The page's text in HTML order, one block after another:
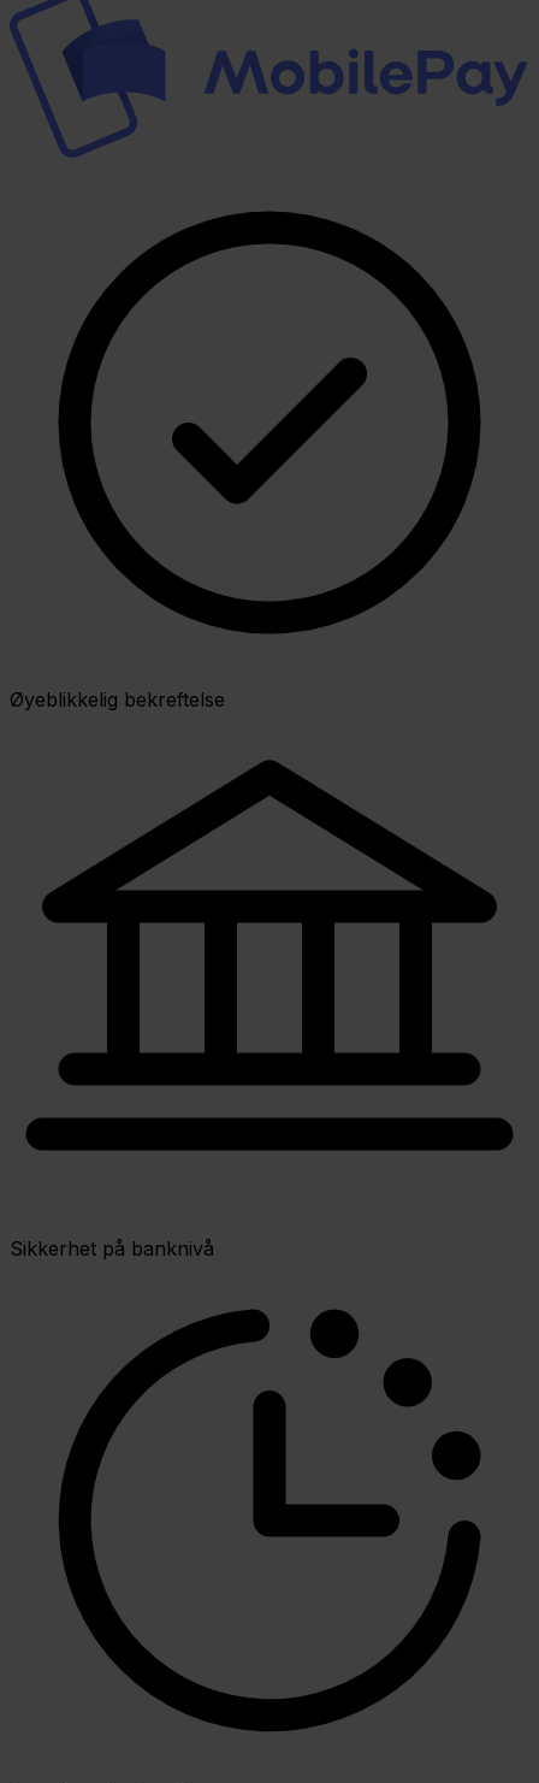
Øyeblikkelig bekreftelse
Sikkerhet på banknivå